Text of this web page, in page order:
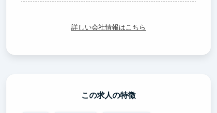
詳しい会社情報はこちら
この求人の特徴